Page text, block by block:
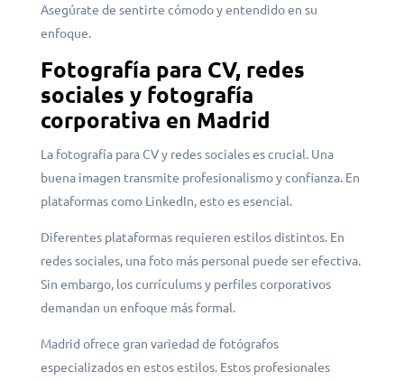
Asegúrate de sentirte cómodo y entendido en su
enfoque.
Fotografía para CV, redes
sociales y fotografía
corporativa en Madrid
La fotografía para CV y redes sociales es crucial. Una
buena imagen transmite profesionalismo y confianza. En
plataformas como LinkedIn, esto es esencial.
Diferentes plataformas requieren estilos distintos. En
redes sociales, una foto más personal puede ser efectiva.
Sin embargo, los currículums y perfiles corporativos
demandan un enfoque más formal.
Madrid ofrece gran variedad de fotógrafos
especializados en estos estilos. Estos profesionales